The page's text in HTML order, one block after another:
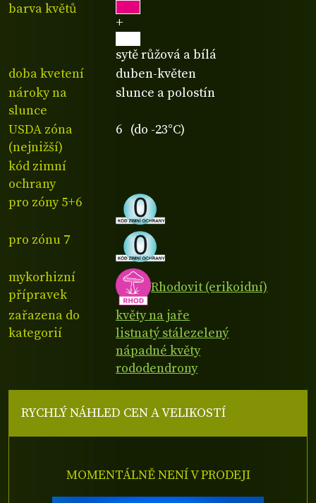
barva květů
+
sytě růžová a bílá
doba kvetení
duben-květen
nároky na
slunce
slunce a polostín
USDA zóna
(nejnižší)
6 (do -23°C)
kód zimní
ochrany
pro zóny 5+6
pro zónu 7
mykorhizní
přípravek
Rhodovit (erikoidní)
zařazena do
kategorií
květy na jaře
listnatý stálezelený
nápadné květy
rododendrony
RYCHLÝ NÁHLED CEN A VELIKOSTÍ
MOMENTÁLNĚ NENÍ V PRODEJI